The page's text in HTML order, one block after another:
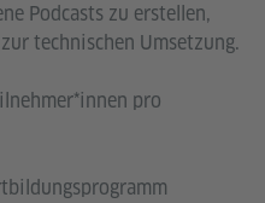
Podcasts zu erstellen,
technischen Umsetzung.
pro